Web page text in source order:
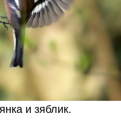
и зяблик.